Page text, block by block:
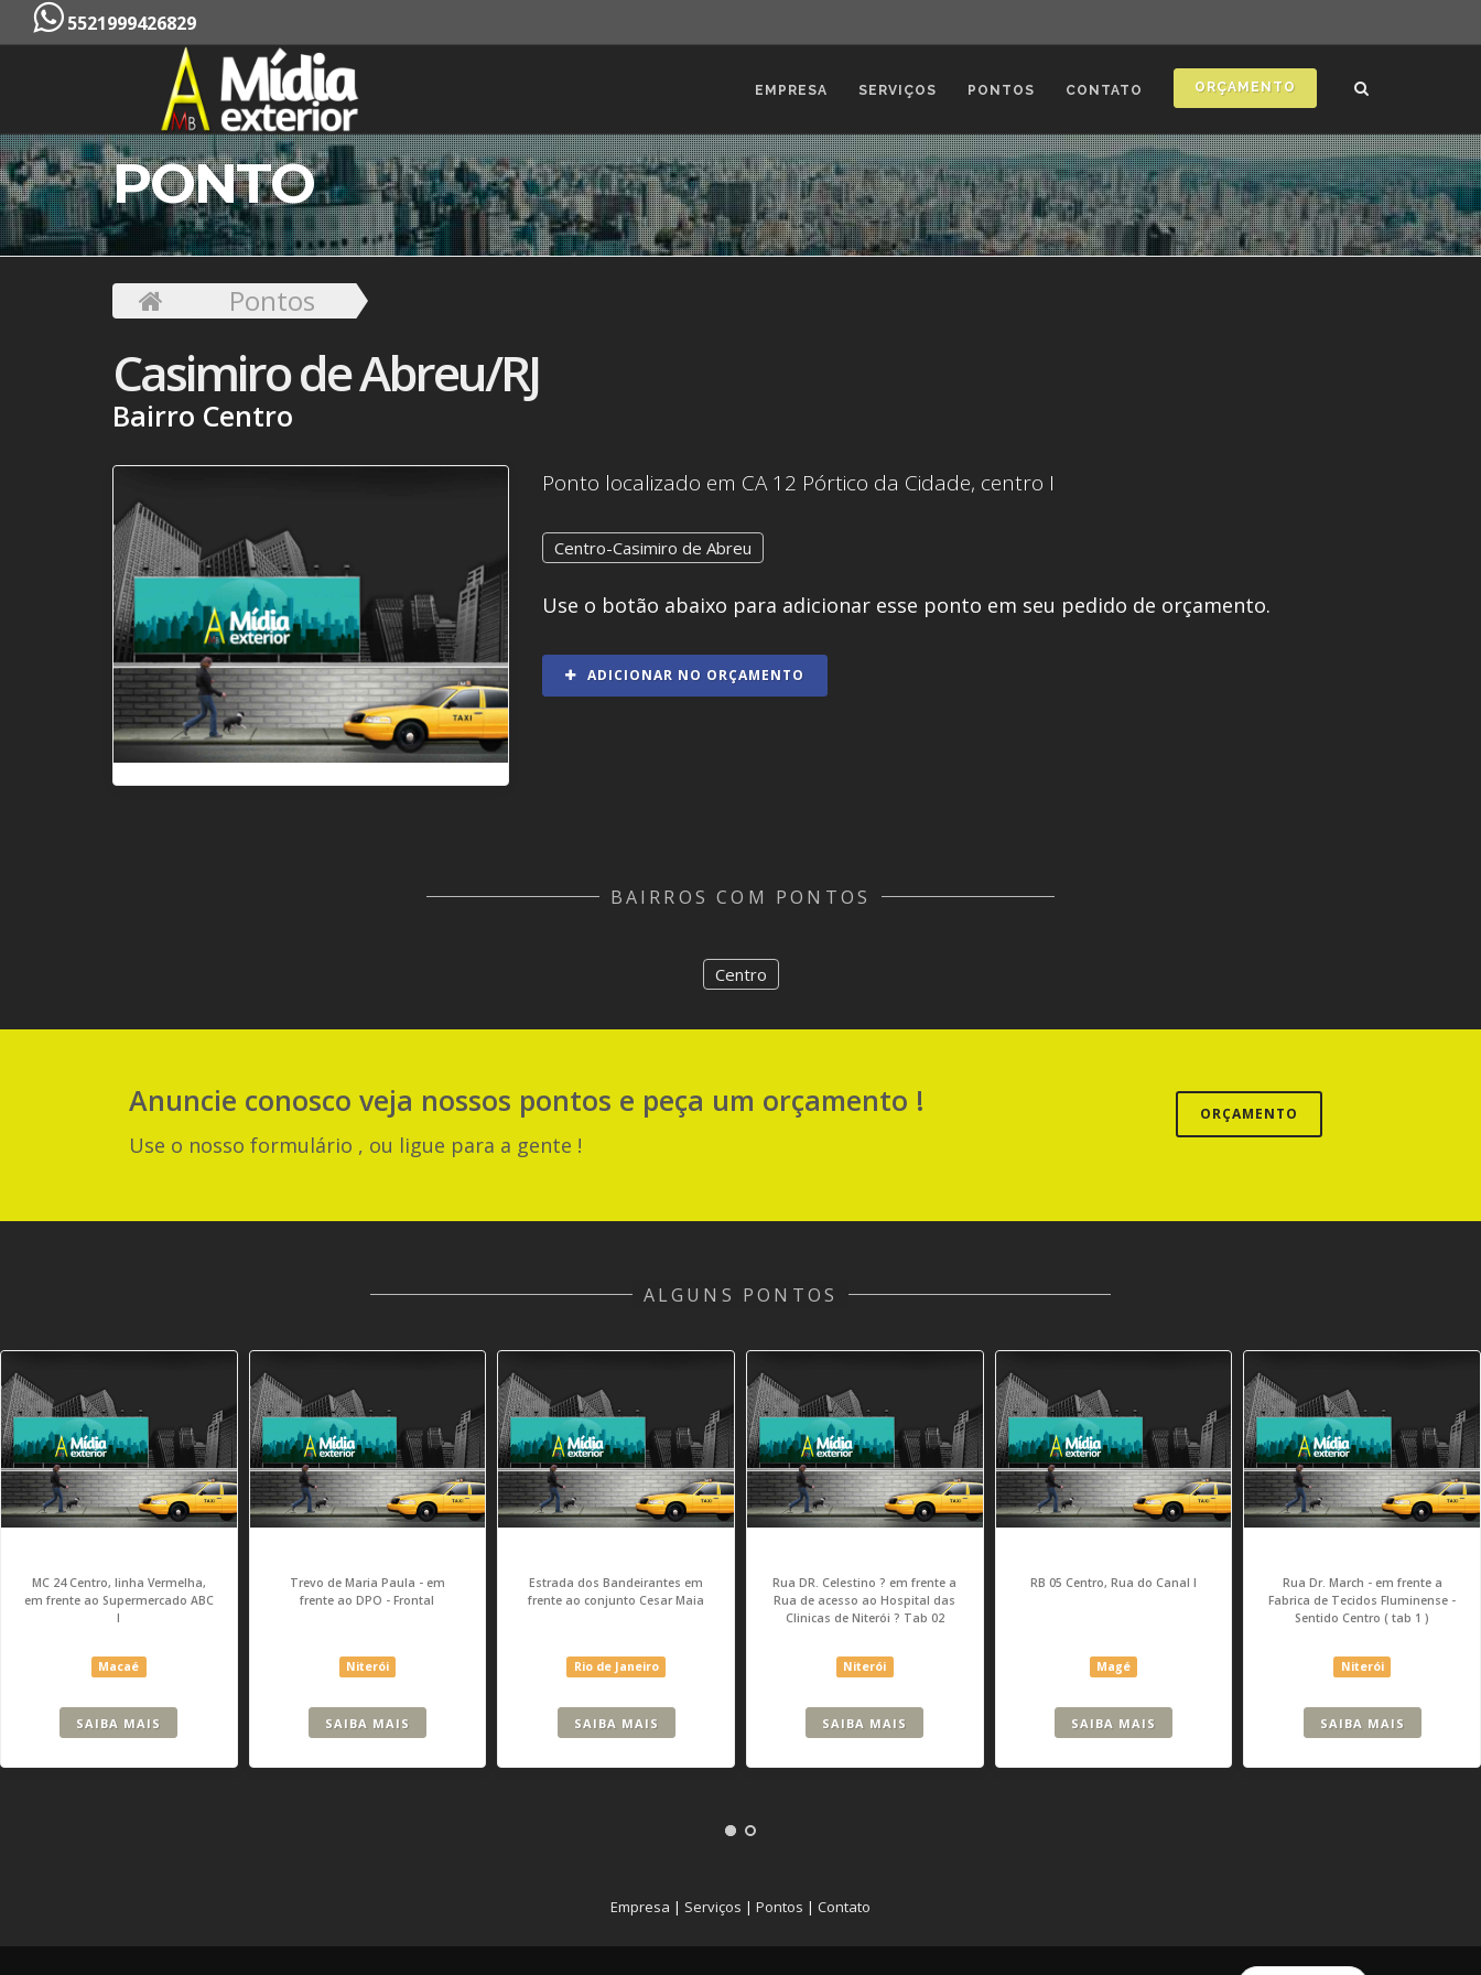
5521999426829
EMPRESA SERVIÇOS PONTOS CONTATO ORÇAMENTO
PONTO
Pontos
Casimiro de Abreu/RJ
Bairro Centro
Ponto localizado em CA 12 Pórtico da Cidade, centro I
Centro-Casimiro de Abreu
Use o botão abaixo para adicionar esse ponto em seu pedido de orçamento.
ADICIONAR NO ORÇAMENTO
BAIRROS COM PONTOS
Centro
Anuncie conosco veja nossos pontos e peça um orçamento !
Use o nosso formulário , ou ligue para a gente !
ORÇAMENTO
ALGUNS PONTOS
MC 24 Centro, linha Vermelha,
em frente ao Supermercado ABC
I
Macaé
SAIBA MAIS
Trevo de Maria Paula - em
frente ao DPO - Frontal
Niterói
SAIBA MAIS
Estrada dos Bandeirantes em
frente ao conjunto Cesar Maia
Rio de Janeiro
SAIBA MAIS
Rua DR. Celestino ? em frente a
Rua de acesso ao Hospital das
Clinicas de Niterói ? Tab 02
Niterói
SAIBA MAIS
RB 05 Centro, Rua do Canal I
Magé
SAIBA MAIS
Rua Dr. March - em frente a
Fabrica de Tecidos Fluminense -
Sentido Centro ( tab 1 )
Niterói
SAIBA MAIS
Empresa | Serviços | Pontos | Contato